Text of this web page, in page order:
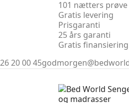
101 nætters prøve
Gratis levering
Prisgaranti
25 års garanti
Gratis finansiering
26 20 00 45